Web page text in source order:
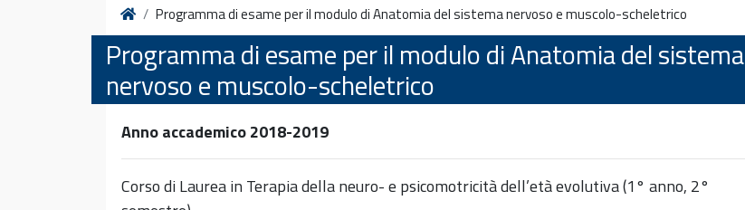
HomeProgramma di esame per il modulo di Anatomia del sistema nervoso e muscolo-scheletrico
Programma di esame per il modulo di Anatomia del sistema
nervoso e muscolo-scheletrico
Anno accademico 2018-2019
Corso di Laurea in Terapia della neuro- e psicomotricità dell’età evolutiva (1° anno, 2°